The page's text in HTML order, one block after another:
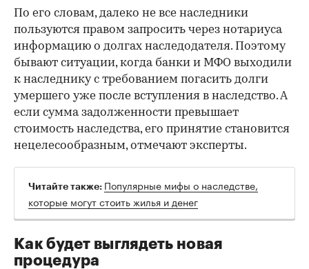
По его словам, далеко не все наследники
пользуются правом запросить через нотариуса
информацию о долгах наследодателя. Поэтому
бывают ситуации, когда банки и МФО выходили
к наследнику с требованием погасить долги
умершего уже после вступления в наследство. А
если сумма задолженности превышает
стоимость наследства, его принятие становится
нецелесообразным, отмечают эксперты.
Читайте также: Популярные мифы о наследстве,
которые могут стоить жилья и денег
Как будет выглядеть новая
процедура